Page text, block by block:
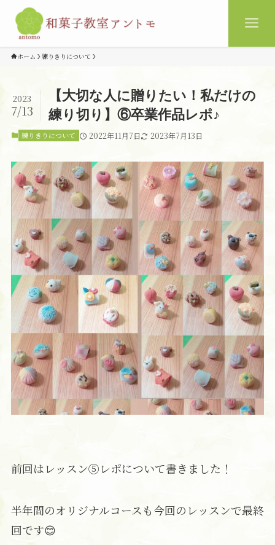
ホーム 練りきりについて
【大切な人に贈りたい！私だけの
練り切り】⑥卒業作品レポ♪
2023
7/13
練りきりについて 2022年11月7日 2023年7月13日
前回はレッスン⑤レポについて書きました！
半年間のオリジナルコースも今回のレッスンで最終
回です😊